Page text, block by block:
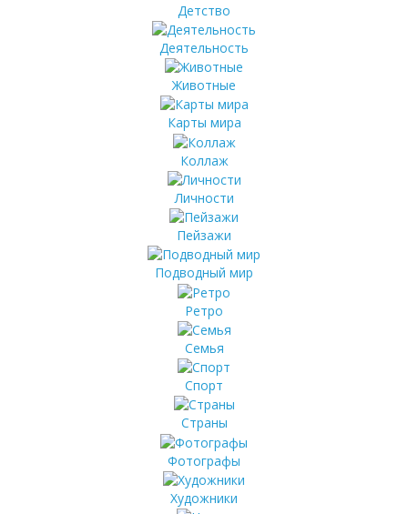
Детство
Деятельность
Животные
Карты мира
Коллаж
Личности
Пейзажи
Подводный мир
Ретро
Семья
Спорт
Страны
Фотографы
Художники